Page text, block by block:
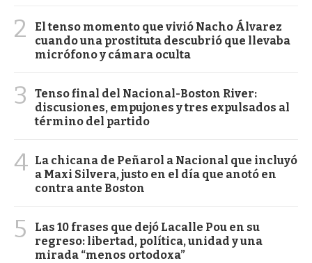
2
El tenso momento que vivió Nacho Álvarez
cuando una prostituta descubrió que llevaba
micrófono y cámara oculta
3
Tenso final del Nacional-Boston River:
discusiones, empujones y tres expulsados al
término del partido
4 La chicana de Peñarol a Nacional que incluyó
a Maxi Silvera, justo en el día que anotó en
contra ante Boston
5
Las 10 frases que dejó Lacalle Pou en su
regreso: libertad, política, unidad y una
mirada “menos ortodoxa”